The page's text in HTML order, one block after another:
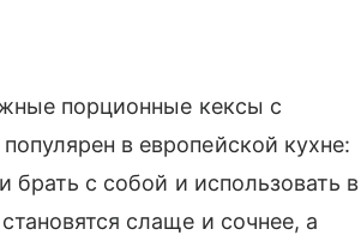
порционные кексы с
в европейской кухне:
брать с собой и использовать в
слаще и сочнее, а